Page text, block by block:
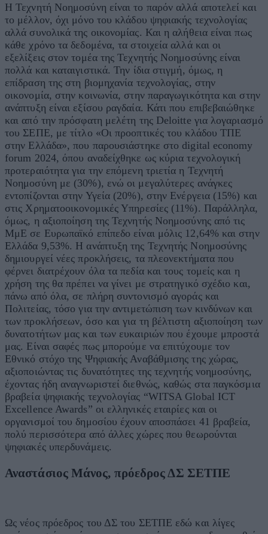
Η Τεχνητή Νοημοσύνη είναι το παρόν αλλά αποτελεί και
το μέλλον, όχι μόνο του κλάδου ψηφιακής τεχνολογίας
αλλά συνολικά της οικονομίας. Και η αλήθεια είναι πως
κάθε χρόνο τα δεδομένα, τα στοιχεία αλλά και οι
εξελίξεις στον τομέα της Τεχνητής Νοημοσύνης είναι
πολλά και καταιγιστικά. Την ίδια στιγμή, όμως, η
επίδραση της στη βιομηχανία τεχνολογίας, στην
οικονομία, στην κοινωνία, στην παραγωγικότητα και στην
ανάπτυξη είναι εξίσου ραγδαία. Κάτι που επιβεβαιώθηκε
και από την πρόσφατη μελέτη της Deloitte για λογαριασμό
του ΣΕΠΕ, με τίτλο «Οι προοπτικές του κλάδου ΤΠΕ
στην Ελλάδα», που παρουσιάστηκε στο digital economy
forum 2024, όπου αναδείχθηκε ως κύρια τεχνολογική
προτεραιότητα για την επόμενη τριετία η Τεχνητή
Νοημοσύνη με (30%), ενώ οι μεγαλύτερες ανάγκες
εντοπίζονται στην Υγεία (20%), στην Ενέργεια (15%) και
στις Χρηματοοικονομικές Υπηρεσίες (11%). Παράλληλα,
όμως, η αξιοποίηση της Τεχνητής Νοημοσύνης από τις
ΜμΕ σε Ευρωπαϊκό επίπεδο είναι μόλις 12,64% και στην
Ελλάδα 9,53%. H ανάπτυξη της Τεχνητής Νοημοσύνης
δημιουργεί νέες προκλήσεις, τα πλεονεκτήματα που
φέρνει διατρέχουν όλα τα πεδία και τους τομείς και η
χρήση της θα πρέπει να γίνει με στρατηγικό σχέδιο και,
πάνω από όλα, σε πλήρη συντονισμό αγοράς και
Πολιτείας, τόσο για την αντιμετώπιση των κινδύνων και
των προκλήσεων, όσο και για τη βέλτιστη αξιοποίηση των
δυνατοτήτων μας και των ευκαιριών που έχουμε μπροστά
μας. Είναι σαφές πως μπορούμε να επιτύχουμε τον
Εθνικό στόχο της Ψηφιακής Αναβάθμισης της χώρας,
αξιοποιώντας τις δυνατότητες της τεχνητής νοημοσύνης,
έχοντας ήδη αναγνωριστεί διεθνώς, καθώς στα παγκόσμια
βραβεία ψηφιακής τεχνολογίας “WITSA Global ICT
Excellence Awards” οι ελληνικές εταιρίες και οι
οργανισμοί του δημοσίου έχουν αποσπάσει 41 βραβεία,
πολύ περισσότερα από άλλες χώρες που θεωρούνται
ψηφιακές υπερδυνάμεις.
Αναστάσιος Μάνος, πρόεδρος ΔΣ ΣΕΤΠΕ
Ως νέος πρόεδρος του ΔΣ του ΣΕΤΠΕ εδώ και λίγες